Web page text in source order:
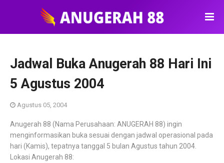
Jadwal Buka Anugerah 88 Hari Ini
5 Agustus 2004
Agustus 05, 2004
Anugerah 88 (Nama Perusahaan: ANUGERAH 88) ingin
menginformasikan buka sesuai dengan jadwal operasional pada
hari (Kamis), tepatnya tanggal 5 bulan Agustus tahun 2004.
Lokasi Anugerah 88: